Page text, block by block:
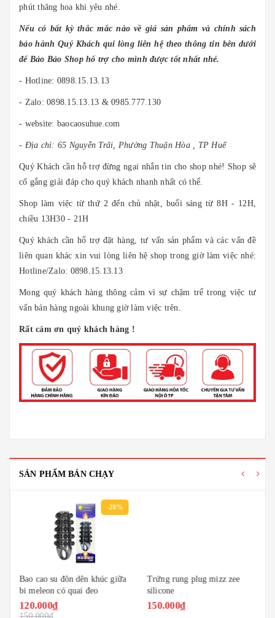
phút thăng hoa khi yêu nhé.
Nếu có bất kỳ thắc mắc nào về giá sản phẩm và chính sách
bảo hành Quý Khách qui lòng liên hệ theo thông tin bên dưới
để Bảo Bảo Shop hổ trợ cho mình được tốt nhất nhé.
- Hotline: 0898.15.13.13
- Zalo: 0898.15.13.13 & 0985.777.130
- website: baocaosuhue.com
- Địa chỉ: 65 Nguyễn Trãi, Phường Thuận Hòa , TP Huế
Quý Khách cần hỗ trợ đừng ngại nhắn tin cho shop nhé! Shop sẽ
cố gắng giải đáp cho quý khách nhanh nhất có thể.
Shop làm việc từ thứ 2 đến chủ nhật, buổi sáng từ 8H - 12H,
chiều 13H30 - 21H
Quý khách cần hổ trợ đặt hàng, tư vấn sản phẩm và các vấn đề
liên quan khác xin vui lòng liên hệ shop trong giờ làm việc nhé:
Hotline/Zalo: 0898.15.13.13
Mong quý khách hàng thông cảm vì sự chậm trể trong việc tư
vấn bán hàng ngoài khung giờ làm việc trên.
Rất cảm ơn quý khách hàng !
SẢN PHẨM BÁN CHẠY
-20%
Bao cao su đôn dên khúc giữa
bi meleon có quai đeo
120.000₫
150.000₫
Trứng rung plug mizz zee
silicone
150.000₫